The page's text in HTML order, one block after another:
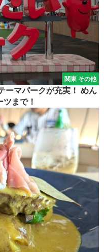
関東 その他
ーマパークが充実！ めん
まで！